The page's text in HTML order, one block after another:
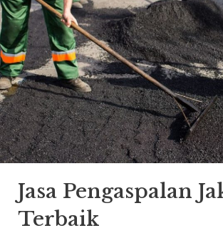
Jasa Pengaspalan
Terbaik